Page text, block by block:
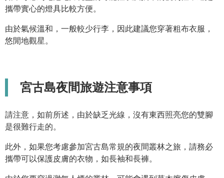
攜帶實心的燈具比較方便。
由於氣候溫和，一般較少行李，因此建議您穿著粗布衣服，
悠閒地觀星。
宮古島夜間旅遊注意事項
請注意，如前所述，由於缺乏光線，沒有東西照亮您的雙腳
是很難行走的。
此外，如果您考慮參加宮古島常規的夜間叢林之旅，請務必
攜帶可以保護皮膚的衣物，如長袖和長褲。